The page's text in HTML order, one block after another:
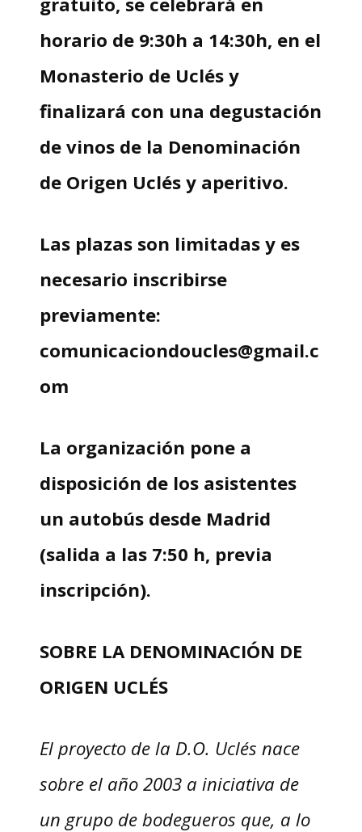
horario de 9:30h a 14:30h, en el
Monasterio de Uclés y
finalizará con una degustación
de vinos de la Denominación
de Origen Uclés y aperitivo.
Las plazas son limitadas y es
necesario inscribirse
previamente:
comunicaciondoucles@gmail.c
om
La organización pone a
disposición de los asistentes
un autobús desde Madrid
(salida a las 7:50 h, previa
inscripción).
SOBRE LA DENOMINACIÓN DE
ORIGEN UCLÉS
El proyecto de la D.O. Uclés nace
sobre el año 2003 a iniciativa de
un grupo de bodegueros que, a lo